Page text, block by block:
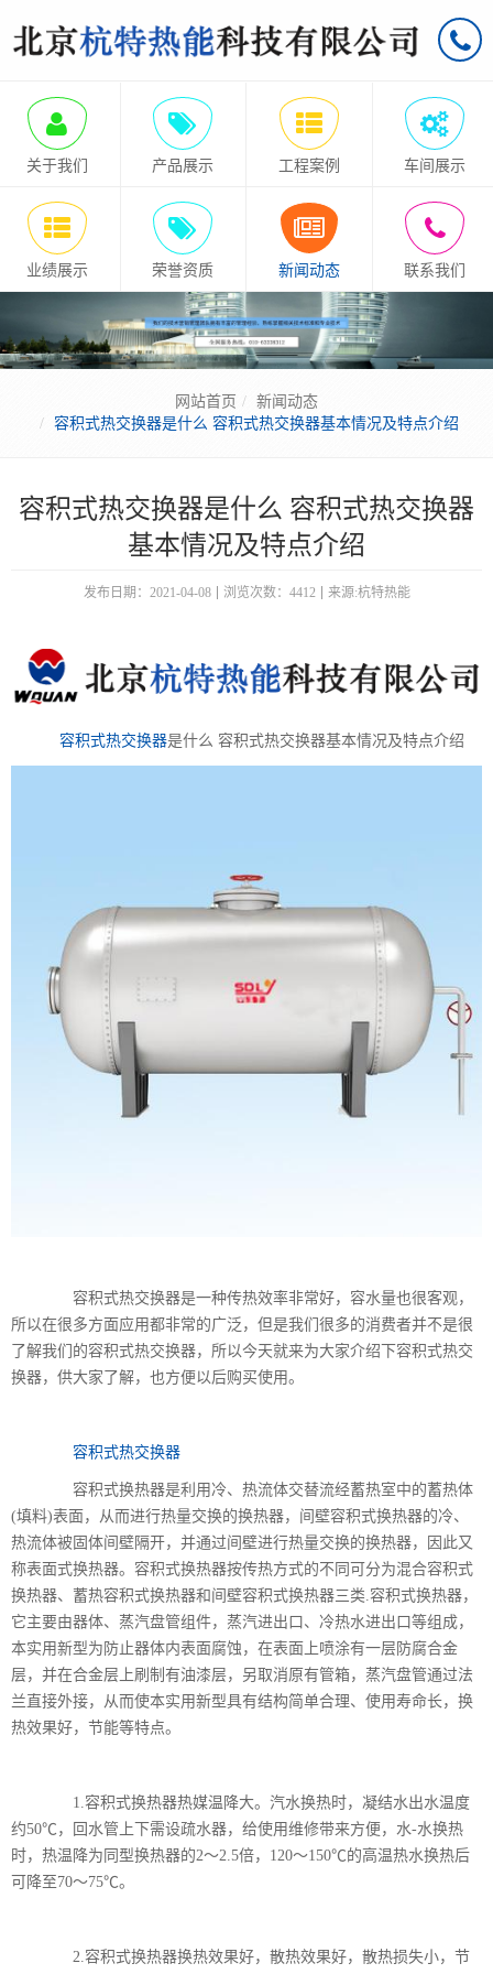
关于我们 产品展示 工程案例 车间展示
业绩展示 荣誉资质 新闻动态 联系我们
网站首页
新闻动态
容积式热交换器是什么 容积式热交换器基本情况及特点介绍
容积式热交换器是什么 容积式热交换器
基本情况及特点介绍
发布日期：2021-04-08 浏览次数：4412 来源:杭特热能
容积式热交换器是什么 容积式热交换器基本情况及特点介绍
容积式热交换器是一种传热效率非常好，容水量也很客观，
所以在很多方面应用都非常的广泛，但是我们很多的消费者并不是很
了解我们的容积式热交换器，所以今天就来为大家介绍下容积式热交
换器，供大家了解，也方便以后购买使用。
容积式热交换器
容积式换热器是利用冷、热流体交替流经蓄热室中的蓄热体
(填料)表面，从而进行热量交换的换热器，间壁容积式换热器的冷、
热流体被固体间壁隔开，并通过间壁进行热量交换的换热器，因此又
称表面式换热器。容积式换热器按传热方式的不同可分为混合容积式
换热器、蓄热容积式换热器和间壁容积式换热器三类.容积式换热器，
它主要由器体、蒸汽盘管组件，蒸汽进出口、冷热水进出口等组成，
本实用新型为防止器体内表面腐蚀，在表面上喷涂有一层防腐合金
层，并在合金层上刷制有油漆层，另取消原有管箱，蒸汽盘管通过法
兰直接外接，从而使本实用新型具有结构简单合理、使用寿命长，换
热效果好，节能等特点。
1.容积式换热器热媒温降大。汽水换热时，凝结水出水温度
约50℃，回水管上下需设疏水器，给使用维修带来方便，水-水换热
时，热温降为同型换热器的2～2.5倍，120～150℃的高温热水换热后
可降至70～75℃。
2.容积式换热器换热效果好，散热效果好，散热损失小，节